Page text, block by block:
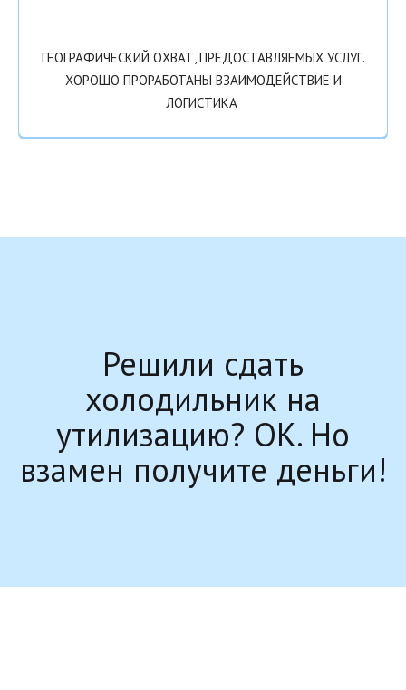
ГЕОГРАФИЧЕСКИЙ ОХВАТ, ПРЕДОСТАВЛЯЕМЫХ УСЛУГ.
ХОРОШО ПРОРАБОТАНЫ ВЗАИМОДЕЙСТВИЕ И
ЛОГИСТИКА
Решили сдать
холодильник на
утилизацию? ОК. Но
взамен получите деньги!